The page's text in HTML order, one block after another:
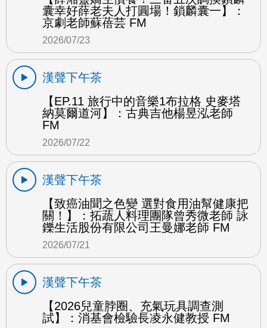
囊幸好薛老夫人打圓場！鎖麟囊一】：
京劇老師蘇蓓芸 FM
2026/07/23
漢聲下午茶
【EP.11 旅行中的音樂1布拉格 史麥塔
納莫爾道河】：古典吉他楊昱泓老師
FM
2026/07/22
漢聲下午茶
【致癌油聞之色變 選對食用油幫健康把
關！】：拓蔬人料理團隊曾秀微老師 詠
鑠生活股份有限公司王曼娜老師 FM
2026/07/21
漢聲下午茶
【2026兒童脖圈、充氣玩具調查測
試】：消基會檢驗長凌永健教授 FM